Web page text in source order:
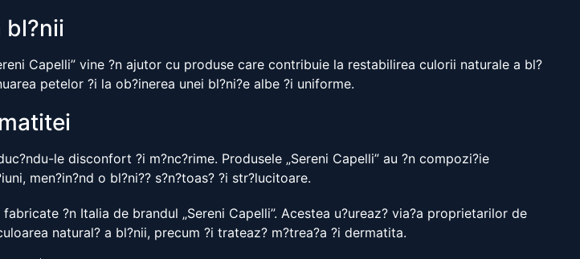
bl?nii
Capelli” vine ?n ajutor cu produse care contribuie la restabilirea culorii naturale a bl?
petelor ?i la ob?inerea unei bl?ni?e albe ?i uniforme.
le disconfort ?i m?nc?rime. Produsele „Sereni Capelli” au ?n compozi?ie
men?in?nd o bl?ni?? s?n?toas? ?i str?lucitoare.
?n Italia de brandul „Sereni Capelli”. Acestea u?ureaz? via?a proprietarilor de
natural? a bl?nii, precum ?i trateaz? m?trea?a ?i dermatita.